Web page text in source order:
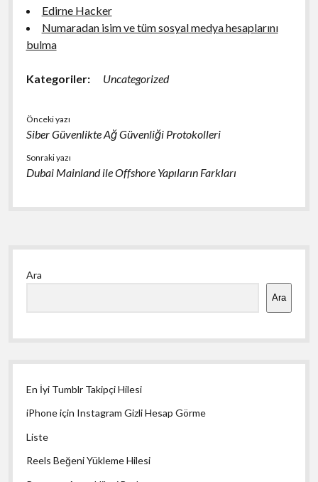
Edirne Hacker
Numaradan isim ve tüm sosyal medya hesaplarını
bulma
Kategoriler: Uncategorized
Önceki yazı
Siber Güvenlikte Ağ Güvenliği Protokolleri
Sonraki yazı
Dubai Mainland ile Offshore Yapıların Farkları
Yan
Menü
Ara
Ara
En İyi Tumblr Takipçi Hilesi
iPhone için Instagram Gizli Hesap Görme
Liste
Reels Beğeni Yükleme Hilesi